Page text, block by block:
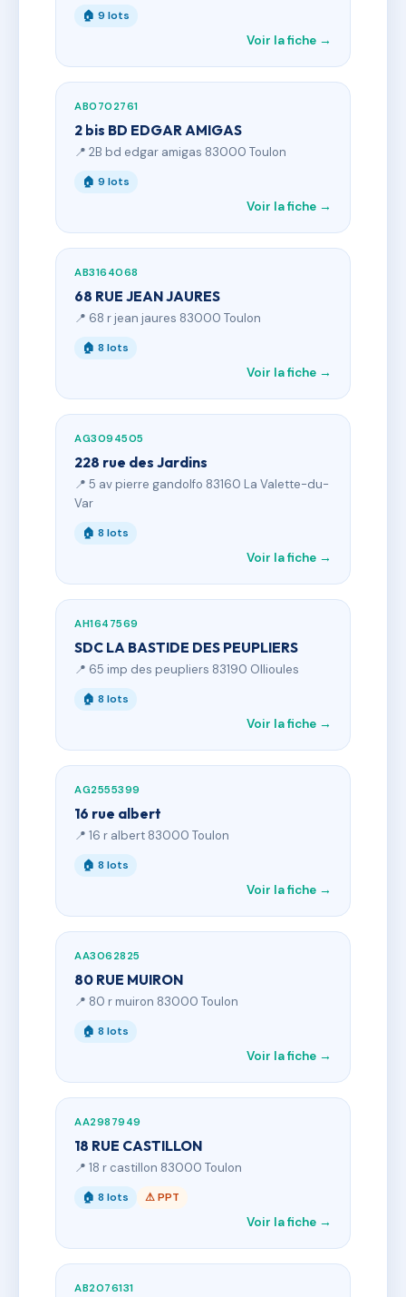
🏠 9 lots
Voir la fiche →
AB0702761
2 bis BD EDGAR AMIGAS
📍 2B bd edgar amigas 83000 Toulon
🏠 9 lots
Voir la fiche →
AB3164068
68 RUE JEAN JAURES
📍 68 r jean jaures 83000 Toulon
🏠 8 lots
Voir la fiche →
AG3094505
228 rue des Jardins
📍 5 av pierre gandolfo 83160 La Valette-du-
Var
🏠 8 lots
Voir la fiche →
AH1647569
SDC LA BASTIDE DES PEUPLIERS
📍 65 imp des peupliers 83190 Ollioules
🏠 8 lots
Voir la fiche →
AG2555399
16 rue albert
📍 16 r albert 83000 Toulon
🏠 8 lots
Voir la fiche →
AA3062825
80 RUE MUIRON
📍 80 r muiron 83000 Toulon
🏠 8 lots
Voir la fiche →
AA2987949
18 RUE CASTILLON
📍 18 r castillon 83000 Toulon
🏠 8 lots ⚠ PPT
Voir la fiche →
AB2076131